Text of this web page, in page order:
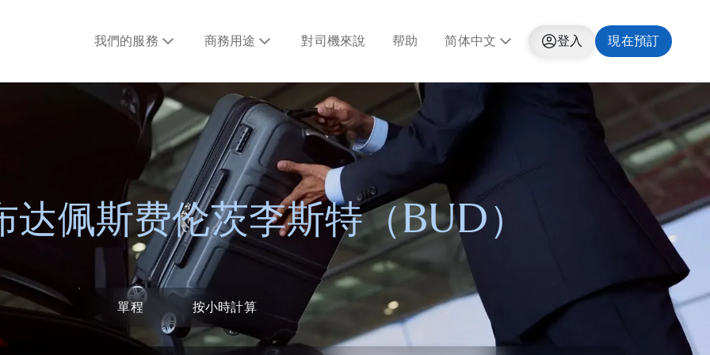
我們的服務 商務用途 對司機來說 帮助 简体中文 登入 現在預訂
达佩斯费伦茨李斯特（BUD）
單程 按小時計算